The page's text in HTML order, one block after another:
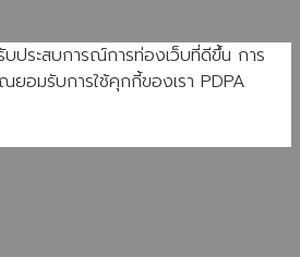
ประสบการณ์การท่องเว็บที่ดีขึ้น การ
ยอมรับการใช้คุกกี้ของเรา PDPA